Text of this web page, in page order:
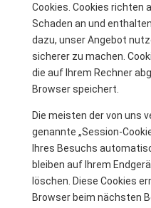
Cookies. Cookies richten
Schaden an und
dazu, unser Angebot
sicherer zu machen.
die auf Ihrem Rechner
Browser speichert.
Die meisten der von uns
genannte „Session-
Ihres Besuchs
bleiben auf Ihrem
löschen. Diese Cookies
Browser beim nächsten